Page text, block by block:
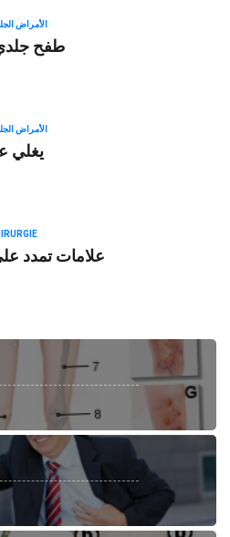
الأمراض
طفح جلدي
الأمراض
يغلي
علامات تمدد